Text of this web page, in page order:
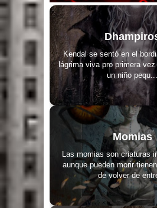
Kendal se sentó en el
lágrima viva pro primera
un niño pequ...
Momias
Las momias son criaturas
aunque pueden morir
de volver de